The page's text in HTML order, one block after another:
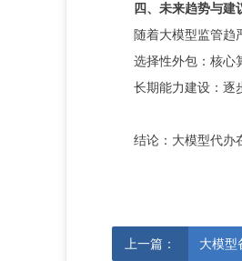
四、未来趋势与建
随着大模型监管趋
选择性外包：核心
长期能力建设：逐
结论：大模型代办
上一篇： 大模型